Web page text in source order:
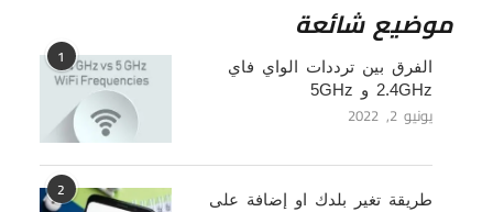
موضيع شائعة
1
الفرق بين ترددات الواي فاي
2.4GHz و 5GHz
يونيو 2, 2022
2
طريقة تغير بلدك او إضافة على